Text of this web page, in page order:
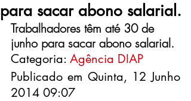
para sacar abono salarial.
Trabalhadores têm até 30 de
junho para sacar abono salarial.
Categoria: Agência DIAP
Publicado em Quinta, 12 Junho
2014 09:07